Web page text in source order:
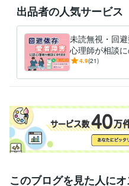
ライフスタイル・その他 / 講師・
ライフスタイル・その他 / カウン
職歴
マインドレジリエンス 2020年9
公共機関・NPO法人 2011年8
英文法メルマガ発行者
自己肯定感　高めるための５つの
書
資格・検定
公認心理師 取得年 : 2020年
2級FP技能士 取得年 : 2005年
出品者の人気サービス
未読無視・回
心理師が相談
信不通や既読
4.9(21)
このブログを見た人に